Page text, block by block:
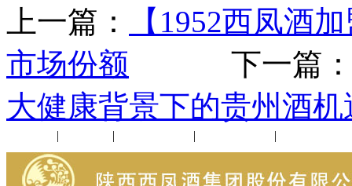
上一篇：
【1952西凤酒
市场份额 下一篇
大健康背景下的贵州酒机
| | | |